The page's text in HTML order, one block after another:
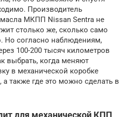
Производитель
МКПП Nissan Sentra не
столько же, сколько само
Но согласно наблюдениям,
100-200 тысяч километров
выбрать, когда меняют
в механической коробке
также где это можно сделать в
для механической КПП